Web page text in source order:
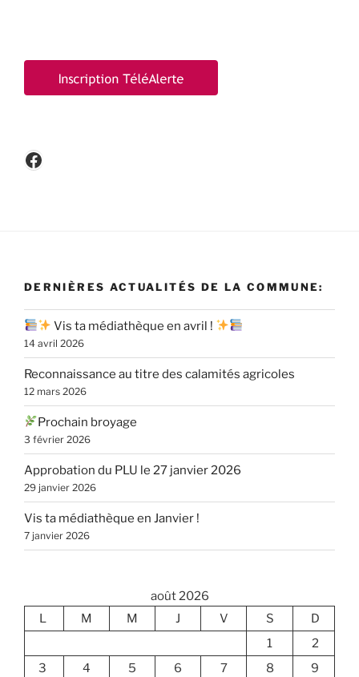
Facebook
DERNIÈRES ACTUALITÉS DE LA COMMUNE:
Vis ta médiathèque en avril !
14 avril 2026
Reconnaissance au titre des calamités agricoles
12 mars 2026
Prochain broyage
3 février 2026
Approbation du PLU le 27 janvier 2026
29 janvier 2026
Vis ta médiathèque en Janvier !
7 janvier 2026
août 2026
L
M M J V S
D
1
2
3
4 5 6 7 8
9